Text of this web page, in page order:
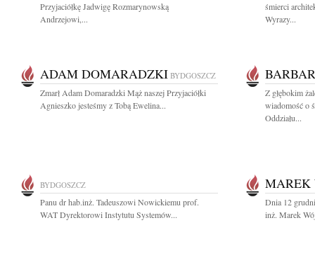
Przyjaciółkę Jadwigę Rozmarynowską
Andrzejowi,...
śmierci
Wyrazy...
ADAM DOMARADZKI BYDGOSZCZ
Zmarł Adam Domaradzki Mąż naszej Przyjaciółki
Agnieszko jesteśmy z Tobą Ewelina...
Z głębokim
wiadomość o
Oddziału...
BYDGOSZCZ
Panu dr hab.inż. Tadeuszowi Nowickiemu prof.
WAT Dyrektorowi Instytutu Systemów...
MAREK
Dnia 12
inż. Marek